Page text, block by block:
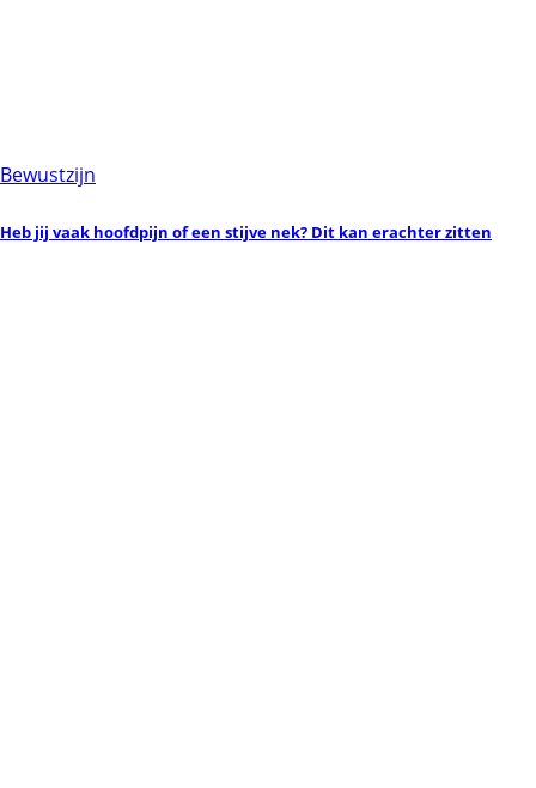
Bewustzijn
Heb jij vaak hoofdpijn of een stijve nek? Dit kan erachter zitten